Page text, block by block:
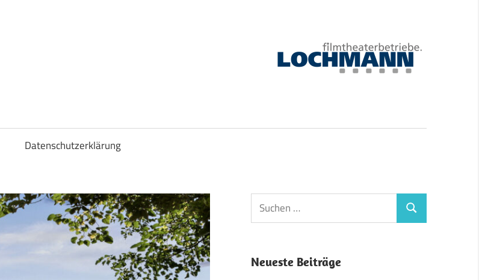
Datenschutzerklärung
Suchen
nach:
Suchen
Neueste Beiträge